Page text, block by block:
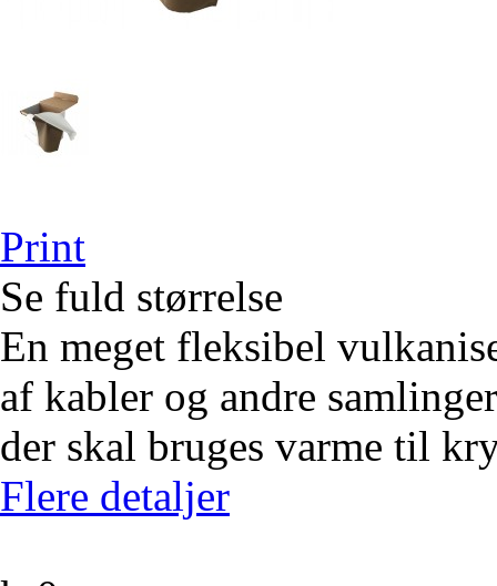
Print
Se fuld størrelse
En meget fleksibel
af kabler og andre
der skal bruges varme til
Flere detaljer